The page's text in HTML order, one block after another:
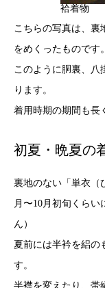
袷着物
こちらの写真は、裏
をめくったものです。
このように胴裏、八
ります。
着用時期の期間も長
初夏・晩夏の
裏地のない「単衣（
月〜10月初旬くら
ん）
夏前には半衿を絽の
す。
半襟を変えたり、帯